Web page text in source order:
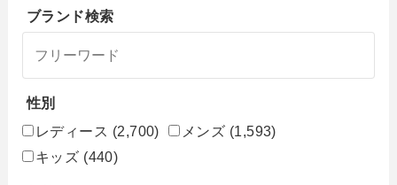
ブランド検索
性別
レディース (2,700) メンズ (1,593)
キッズ (440)